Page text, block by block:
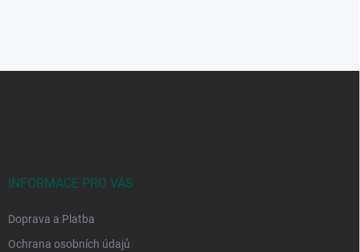
INFORMACE PRO VÁS
Doprava a Platba
Ochrana osobních údajů